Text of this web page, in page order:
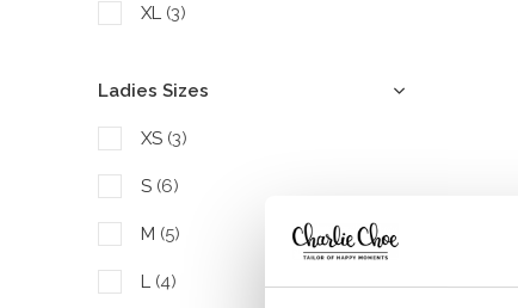
XL (3)
Ladies Sizes
XS (3)
S (6)
M (5)
L (4)